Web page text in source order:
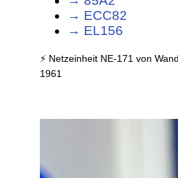
→ ECC82
→ EL156
⚡ Netzeinheit NE-171 von
1961